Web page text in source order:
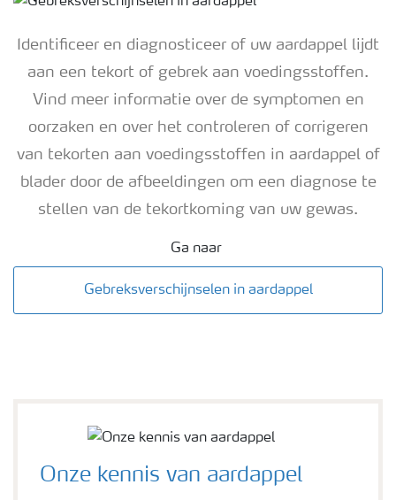
Identificeer en diagnosticeer of uw aardappel lijdt
aan een tekort of gebrek aan voedingsstoffen.
Vind meer informatie over de symptomen en
oorzaken en over het controleren of corrigeren
van tekorten aan voedingsstoffen in aardappel of
blader door de afbeeldingen om een ​​diagnose te
stellen van de tekortkoming van uw gewas.
Ga naar
Gebreksverschijnselen in aardappel
Onze kennis van aardappel